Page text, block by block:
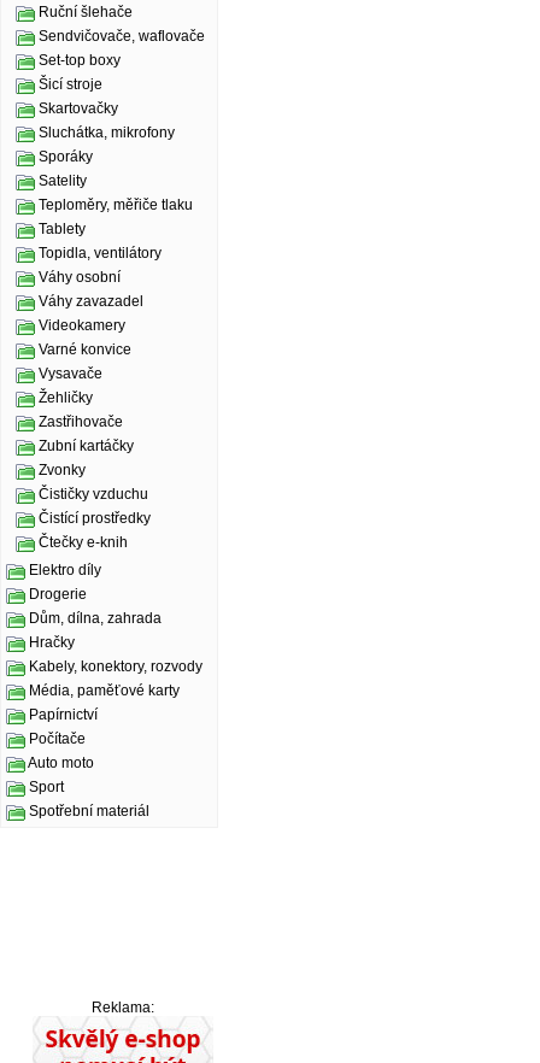
Ruční šlehače
Sendvičovače, waflovače
Set-top boxy
Šicí stroje
Skartovačky
Sluchátka, mikrofony
Sporáky
Satelity
Teploměry, měřiče tlaku
Tablety
Topidla, ventilátory
Váhy osobní
Váhy zavazadel
Videokamery
Varné konvice
Vysavače
Žehličky
Zastřihovače
Zubní kartáčky
Zvonky
Čističky vzduchu
Čistící prostředky
Čtečky e-knih
Elektro díly
Drogerie
Dům, dílna, zahrada
Hračky
Kabely, konektory, rozvody
Média, paměťové karty
Papírnictví
Počítače
Auto moto
Sport
Spotřební materiál
Reklama: